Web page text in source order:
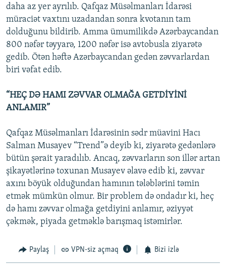
daha az yer ayrılıb. Qafqaz Müsəlmanları İdarəsi
müraciət vaxtını uzadandan sonra kvotanın tam
dolduğunu bildirib. Amma ümumilikdə Azərbaycandan
800 nəfər təyyarə, 1200 nəfər isə avtobusla ziyarətə
gedib. Ötən həftə Azərbaycandan gedən zəvvarlardan
biri vəfat edib.
“HEÇ DƏ HAMI ZƏVVAR OLMAĞA GETDİYİNİ
ANLAMIR”
Qafqaz Müsəlmanları İdarəsinin sədr müavini Hacı
Salman Musayev “Trend”ə deyib ki, ziyarətə gedənlərə
bütün şərait yaradılıb. Ancaq, zəvvarların son illər artan
şikayətlərinə toxunan Musayev əlavə edib ki, zəvvar
axını böyük olduğundan hamının tələblərini təmin
etmək mümkün olmur. Bir problem də ondadır ki, heç
də hamı zəvvar olmağa getdiyini anlamır, əziyyət
çəkmək, piyada getməklə barışmaq istəmirlər.
Paylaş VPN-siz açmaq Bizi izlə